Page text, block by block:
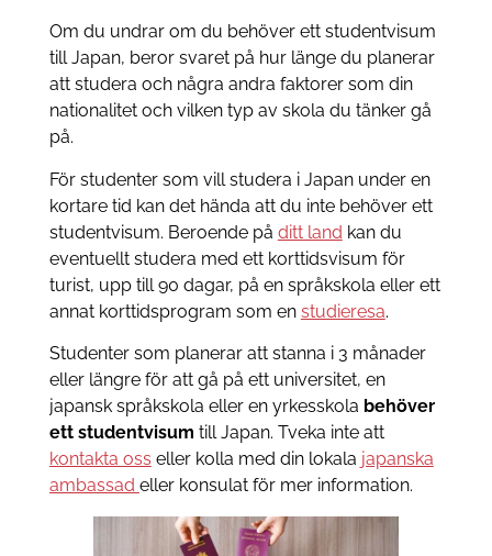
Om du undrar om du behöver ett studentvisum
till Japan, beror svaret på hur länge du planerar
att studera och några andra faktorer som din
nationalitet och vilken typ av skola du tänker gå
på.
För studenter som vill studera i Japan under en
kortare tid kan det hända att du inte behöver ett
studentvisum. Beroende på ditt land kan du
eventuellt studera med ett korttidsvisum för
turist, upp till 90 dagar, på en språkskola eller ett
annat korttidsprogram som en studieresa.
Studenter som planerar att stanna i 3 månader
eller längre för att gå på ett universitet, en
japansk språkskola eller en yrkesskola behöver
ett studentvisum till Japan. Tveka inte att
kontakta oss eller kolla med din lokala japanska
ambassad eller konsulat för mer information.